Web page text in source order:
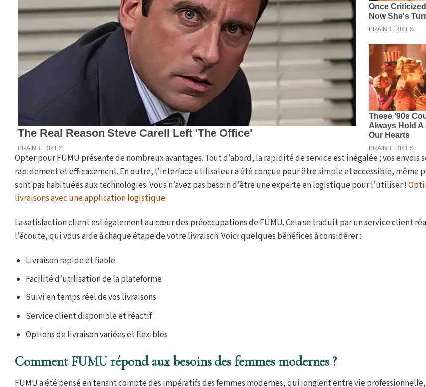
Opter pour FUMU présente de nombreux avantages. Tout d’abord, la rapidité de service est inégalée ; vos envois
rapidement et efficacement. En outre, l’interface utilisateur a été conçue pour être simple et accessible, même
sont pas habituées aux technologies. Vous n’avez pas besoin d’être une experte en logistique pour l’utiliser !
livraisons avec une application logistique
La satisfaction client est également au cœur des préoccupations de FUMU. Cela se traduit par un service client
l’écoute, qui vous aide à chaque étape de votre livraison. Voici quelques bénéfices à considérer :
Livraison rapide et fiable
Facilité d’utilisation de la plateforme
Suivi en temps réel de vos livraisons
Service client disponible et réactif
Options de livraison variées et flexibles
Comment FUMU répond aux besoins des femmes modernes ?
FUMU a été pensé en tenant compte des impératifs des femmes modernes, qui jonglent entre vie